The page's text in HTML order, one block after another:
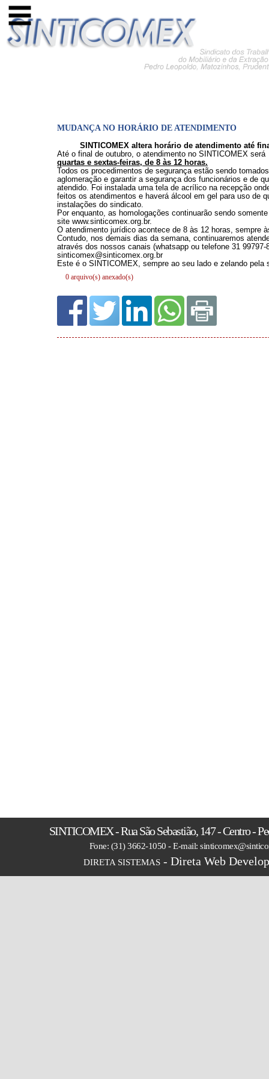
MUDANÇA NO HORÁRIO DE ATENDIMENTO
0 arquivo(s) anexado(s)
SINTICOMEX - Rua São Sebastião, 147 - Centro -
Fone: (31) 3662-1050 - E-mail:
DIRETA SISTEMAS- Direta Web